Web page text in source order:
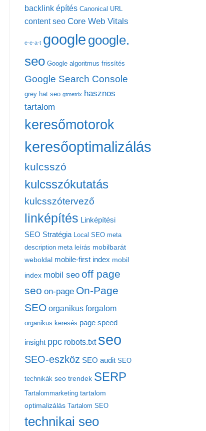
SEO-
ban
bejegyzéshez
backlink építés Canonical URL
content seo Core Web Vitals
e-e-a-t google google.
seo Google algoritmus frissítés
Google Search Console
grey hat seo gtmetrix hasznos
tartalom
keresőmotorok
keresőoptimalizálás
kulcsszó
kulcsszókutatás
kulcsszótervező
linképítés Linképítési
SEO Stratégia Local SEO meta
description meta leírás mobilbarát
weboldal mobile-first index mobil
index mobil seo off page
seo on-page On-Page
SEO organikus forgalom
organikus keresés page speed
insight ppc robots.txt seo
SEO-eszköz SEO audit SEO
technikák seo trendek SERP
Tartalommarketing tartalom
optimalizálás
Tartalom SEO
technikai seo